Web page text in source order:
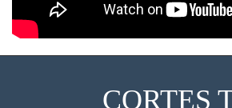
CORTES